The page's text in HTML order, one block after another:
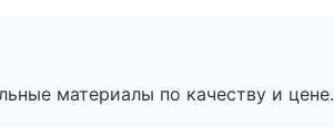
материалы по качеству и цене.